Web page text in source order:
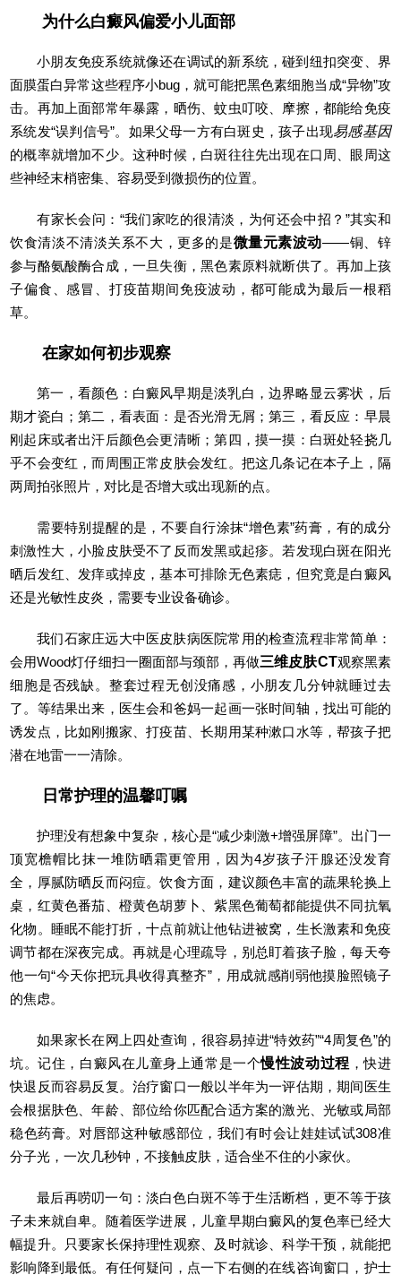
为什么白癜风偏爱小儿面部
小朋友免疫系统就像还在调试的新系统，碰到纽扣突变、界
面膜蛋白异常这些程序小bug，就可能把黑色素细胞当成“异物”攻
击。再加上面部常年暴露，晒伤、蚊虫叮咬、摩擦，都能给免疫
系统发“误判信号”。如果父母一方有白斑史，孩子出现易感基因
的概率就增加不少。这种时候，白斑往往先出现在口周、眼周这
些神经末梢密集、容易受到微损伤的位置。
有家长会问：“我们家吃的很清淡，为何还会中招？”其实和
饮食清淡不清淡关系不大，更多的是微量元素波动——铜、锌
参与酪氨酸酶合成，一旦失衡，黑色素原料就断供了。再加上孩
子偏食、感冒、打疫苗期间免疫波动，都可能成为最后一根稻
草。
在家如何初步观察
第一，看颜色：白癜风早期是淡乳白，边界略显云雾状，后
期才瓷白；第二，看表面：是否光滑无屑；第三，看反应：早晨
刚起床或者出汗后颜色会更清晰；第四，摸一摸：白斑处轻挠几
乎不会变红，而周围正常皮肤会发红。把这几条记在本子上，隔
两周拍张照片，对比是否增大或出现新的点。
需要特别提醒的是，不要自行涂抹“增色素”药膏，有的成分
刺激性大，小脸皮肤受不了反而发黑或起疹。若发现白斑在阳光
晒后发红、发痒或掉皮，基本可排除无色素痣，但究竟是白癜风
还是光敏性皮炎，需要专业设备确诊。
我们石家庄远大中医皮肤病医院常用的检查流程非常简单：
会用Wood灯仔细扫一圈面部与颈部，再做三维皮肤CT观察黑素
细胞是否残缺。整套过程无创没痛感，小朋友几分钟就睡过去
了。等结果出来，医生会和爸妈一起画一张时间轴，找出可能的
诱发点，比如刚搬家、打疫苗、长期用某种漱口水等，帮孩子把
潜在地雷一一清除。
日常护理的温馨叮嘱
护理没有想象中复杂，核心是“减少刺激+增强屏障”。出门一
顶宽檐帽比抹一堆防晒霜更管用，因为4岁孩子汗腺还没发育
全，厚腻防晒反而闷痘。饮食方面，建议颜色丰富的蔬果轮换上
桌，红黄色番茄、橙黄色胡萝卜、紫黑色葡萄都能提供不同抗氧
化物。睡眠不能打折，十点前就让他钻进被窝，生长激素和免疫
调节都在深夜完成。再就是心理疏导，别总盯着孩子脸，每天夸
他一句“今天你把玩具收得真整齐”，用成就感削弱他摸脸照镜子
的焦虑。
如果家长在网上四处查询，很容易掉进“特效药”“4周复色”的
坑。记住，白癜风在儿童身上通常是一个慢性波动过程 ，快进
快退反而容易反复。治疗窗口一般以半年为一评估期，期间医生
会根据肤色、年龄、部位给你匹配合适方案的激光、光敏或局部
稳色药膏。对唇部这种敏感部位，我们有时会让娃娃试试308准
分子光，一次几秒钟，不接触皮肤，适合坐不住的小家伙。
最后再唠叨一句：淡白色白斑不等于生活断档，更不等于孩
子未来就自卑。随着医学进展，儿童早期白癜风的复色率已经大
幅提升。只要家长保持理性观察、及时就诊、科学干预，就能把
影响降到最低。有任何疑问，点一下右侧的在线咨询窗口，护士